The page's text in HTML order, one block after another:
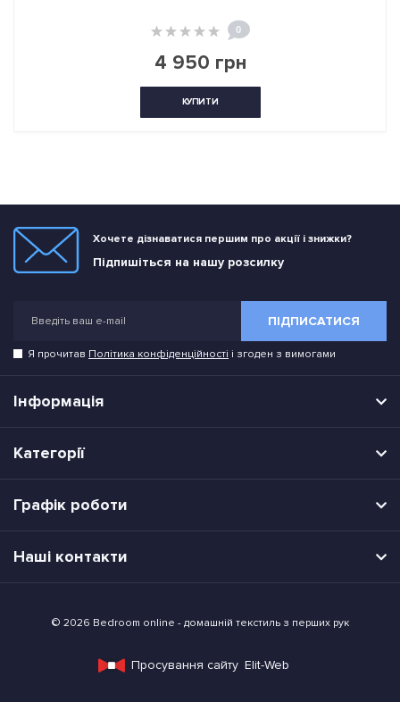
0
4 950 грн
КУПИТИ
Хочете дізнаватися першим про акції і знижки?
Підпишіться на нашу розсилку
ПІДПИСАТИСЯ
Я прочитав Політика конфіденційності і згоден з вимогами
Інформація
Категорії
Графік роботи
Наші контакти
© 2026 Bedroom online - домашній текстиль з перших рук
Просування сайту Elit-Web